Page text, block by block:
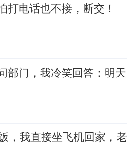
电话也不接，断交！
部门，我冷笑回答：明天
，我直接坐飞机回家，老